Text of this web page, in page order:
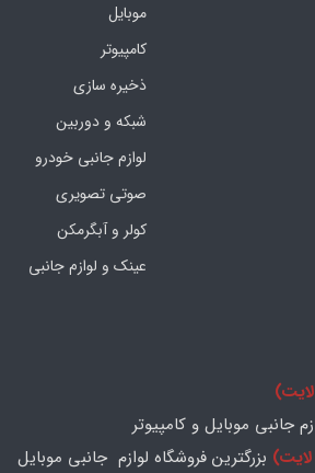
موبایل
کامپیوتر
ذخیره سازی
شبکه و دوربین
لوازم جانبی خودرو
صوتی تصویری
کولر و آبگرمکن
عینک و لوازم جانبی
موبایل و کامپیوتر
لایت) بزرگترین فروشگاه لوازم جانبی موبایل